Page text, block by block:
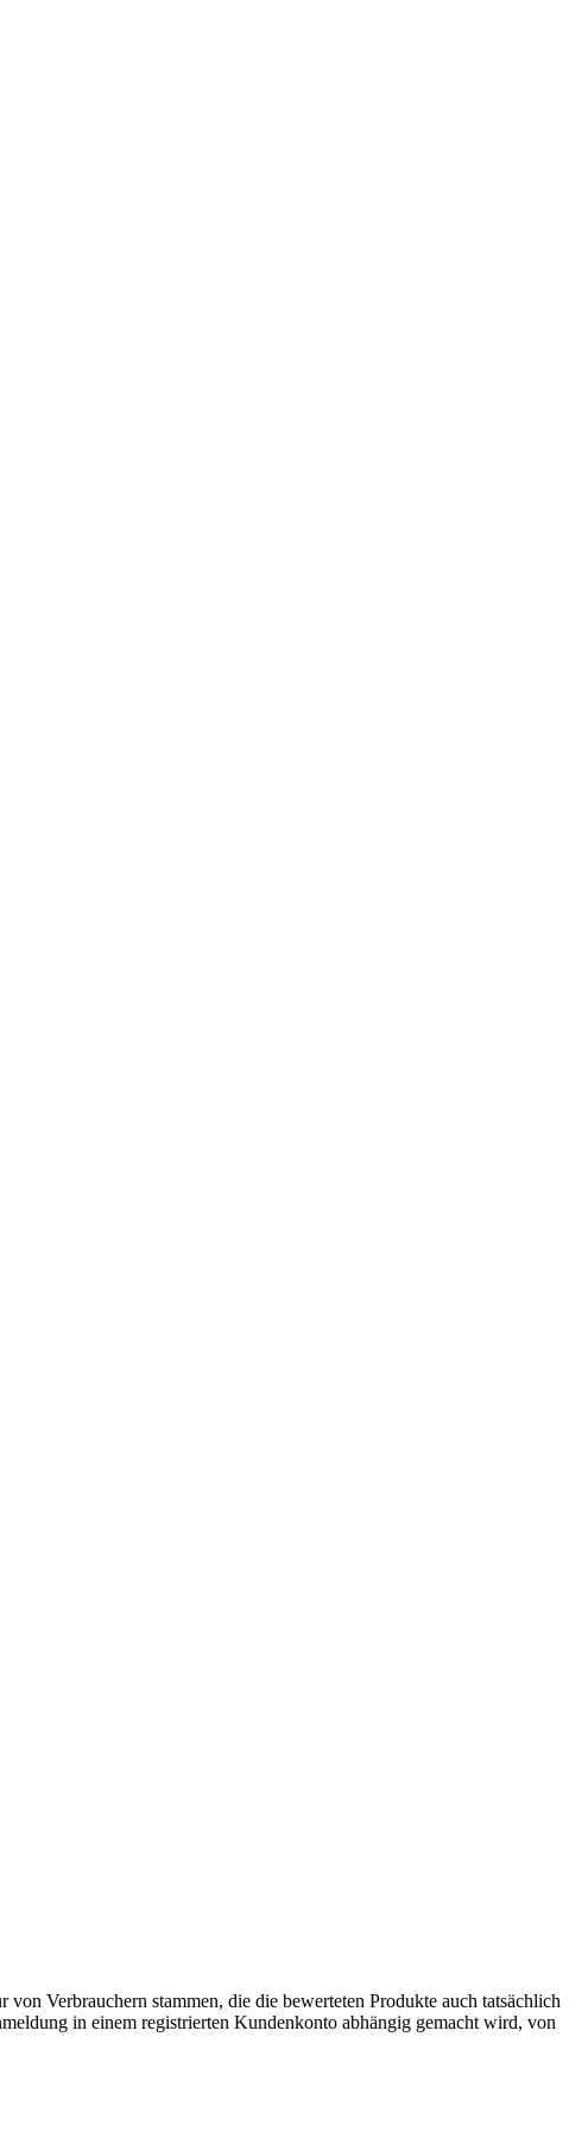
Verbrauchern stammen, die die bewerteten Produkte auch tatsächlich
in einem registrierten Kundenkonto abhängig gemacht wird, von